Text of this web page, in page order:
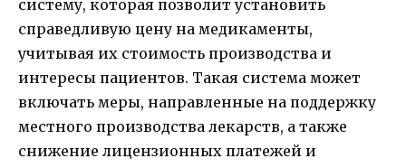
систему, которая позволит установить
справедливую цену на медикаменты,
учитывая их стоимость производства и
интересы пациентов. Такая система может
включать меры, направленные на поддержку
местного производства лекарств, а также
снижение лицензионных платежей и